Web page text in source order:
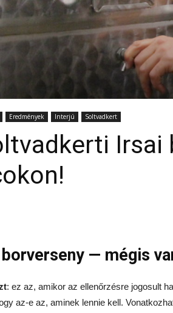
Eredmények Interjú Soltvadkert
Irsai
— mégis
: ez az, amikor az ellenőrzésre jogosult
az-e az, aminek lennie kell.